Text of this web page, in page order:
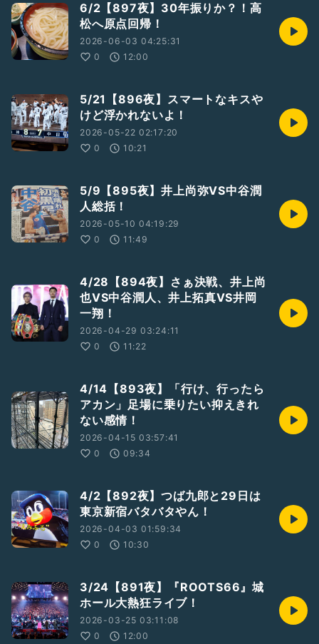
6/2【897夜】30年振りか？！高
松へ原点回帰！
2026-06-03 04:25:31
0
12:00
5/21【896夜】スマートなキスや
けど浮かれないよ！
2026-05-22 02:17:20
0
10:21
5/9【895夜】井上尚弥VS中谷潤
人総括！
2026-05-10 04:19:29
0
11:49
4/28【894夜】さぁ決戦、井上尚
也VS中谷潤人、井上拓真VS井岡
一翔！
2026-04-29 03:24:11
0
11:22
4/14【893夜】「行け、行ったら
アカン」足場に乗りたい抑えきれ
ない感情！
2026-04-15 03:57:41
0
09:34
4/2【892夜】つば九郎と29日は
東京新宿バタバタやん！
2026-04-03 01:59:34
0
10:30
3/24【891夜】『ROOTS66』城
ホール大熱狂ライブ！
2026-03-25 03:11:08
0
12:00